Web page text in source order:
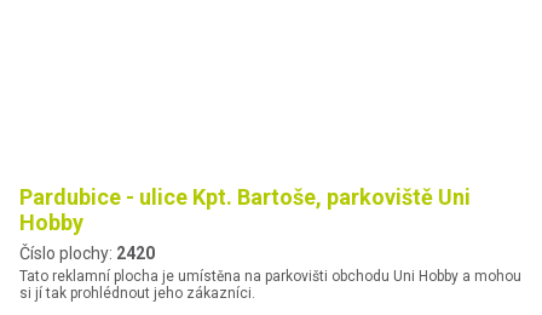
Pardubice - ulice Kpt. Bartoše, parkoviště Uni
Hobby
Číslo plochy: 2420
Tato reklamní plocha je umístěna na parkovišti obchodu Uni Hobby a mohou
si jí tak prohlédnout jeho zákazníci.